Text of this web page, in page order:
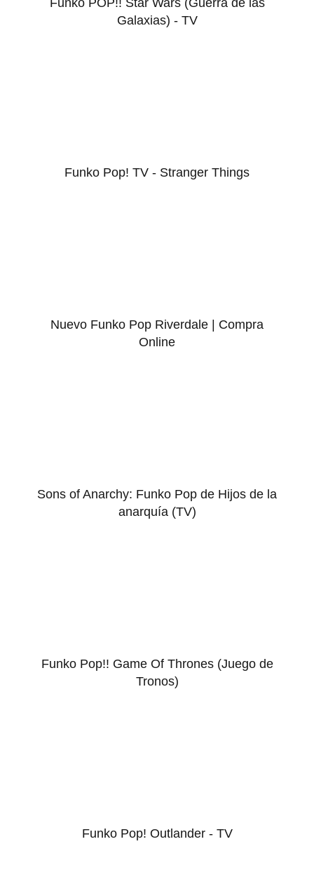
Funko POP!! Star Wars (Guerra de las
Galaxias) - TV
Funko Pop! TV - Stranger Things
Nuevo Funko Pop Riverdale | Compra
Online
Sons of Anarchy: Funko Pop de Hijos de la
anarquía (TV)
Funko Pop!! Game Of Thrones (Juego de
Tronos)
Funko Pop! Outlander - TV